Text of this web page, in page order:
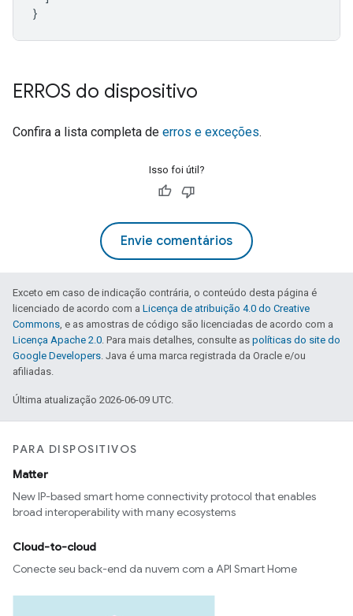
}
ERROS do dispositivo
Confira a lista completa de erros e exceções.
Isso foi útil?
Envie comentários
Exceto em caso de indicação contrária, o conteúdo desta página é
licenciado de acordo com a Licença de atribuição 4.0 do Creative
Commons, e as amostras de código são licenciadas de acordo com a
Licença Apache 2.0. Para mais detalhes, consulte as políticas do site do
Google Developers. Java é uma marca registrada da Oracle e/ou
afiliadas.
Última atualização 2026-06-09 UTC.
PARA DISPOSITIVOS
Matter
New IP-based smart home connectivity protocol that enables
broad interoperability with many ecosystems
Cloud-to-cloud
Conecte seu back-end da nuvem com a API Smart Home